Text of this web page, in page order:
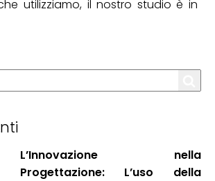
utilizziamo, il nostro studio è in
L’Innovazione nella
Progettazione: L’uso della